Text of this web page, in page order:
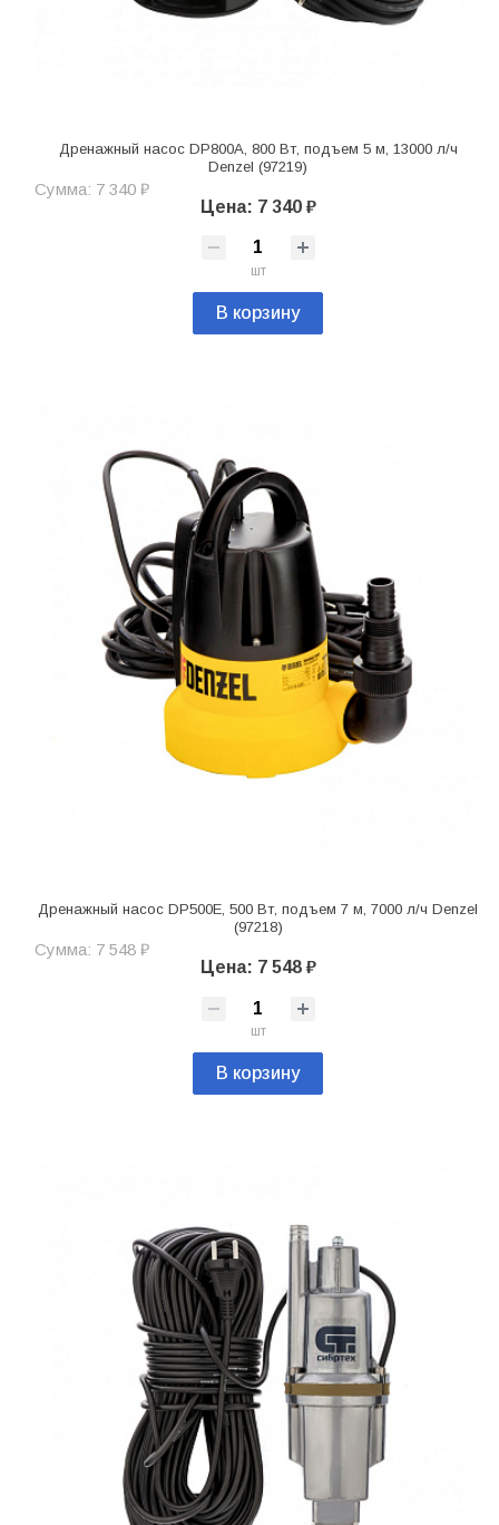
Дренажный насос DP800A, 800 Вт, подъем 5 м, 13000 л/ч
Denzel (97219)
Сумма: 7 340 ₽
Цена: 7 340 ₽
шт
В корзину
Дренажный насос DP500E, 500 Вт, подъем 7 м, 7000 л/ч Denzel
(97218)
Сумма: 7 548 ₽
Цена: 7 548 ₽
шт
В корзину